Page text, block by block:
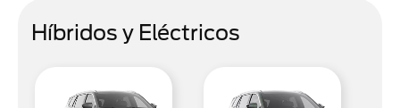
Híbridos y Eléctricos